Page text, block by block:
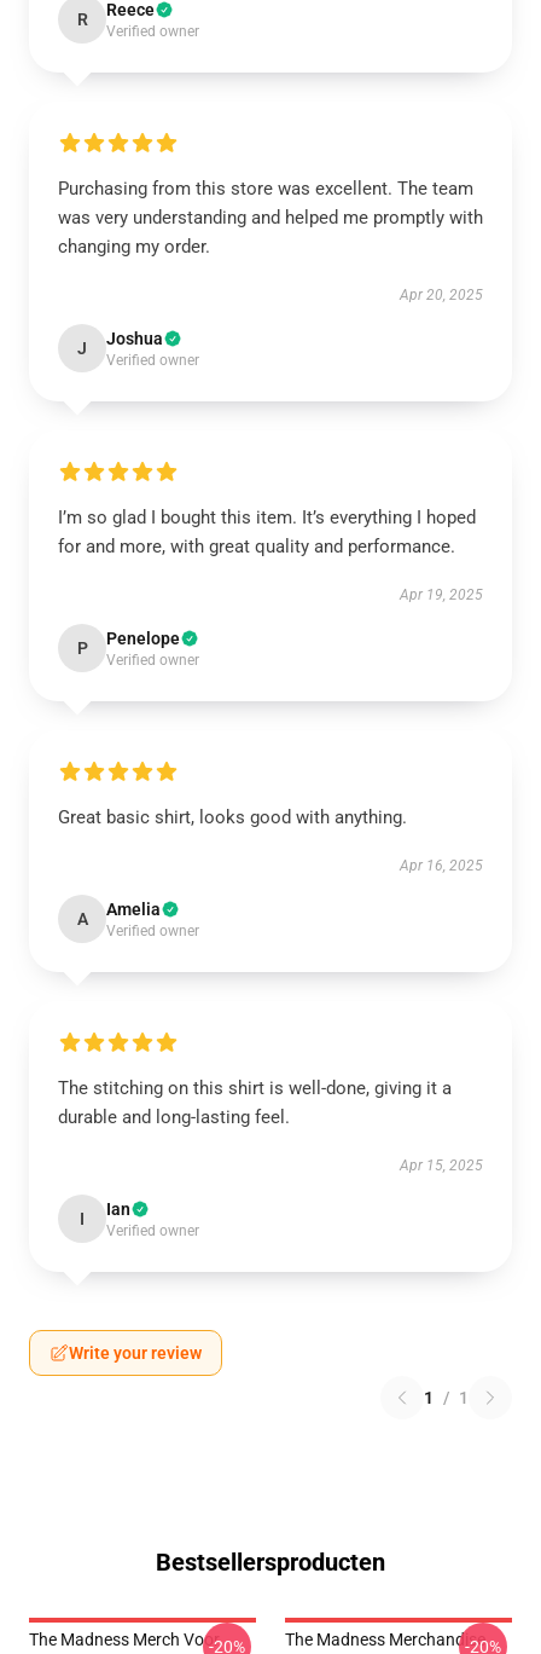
R Reece
Verified owner
Purchasing from this store was excellent. The team
was very understanding and helped me promptly with
changing my order.
Apr 20, 2025
J Joshua
Verified owner
I’m so glad I bought this item. It’s everything I hoped
for and more, with great quality and performance.
Apr 19, 2025
P Penelope
Verified owner
Great basic shirt, looks good with anything.
Apr 16, 2025
A Amelia
Verified owner
The stitching on this shirt is well-done, giving it a
durable and long-lasting feel.
Apr 15, 2025
I Ian
Verified owner
Write your review
1 / 1
Bestsellersproducten
The Madness Merch Voor-20%
The Madness Merchandise-20%